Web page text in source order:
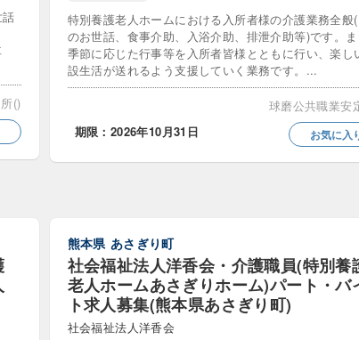
コンサルタント ケアプランナー サービス提
提供責任者（サ責） スクールソーシャルワーカー
生活施支援員 介護タク
任教員・講師 生活指導員 生活支援員
員・ソーシャルワーカー 登録ヘルパー 相談
看護・看護助手
()
特別養護老人ホームにおける入所者様の介護業務全般
のお世話、食事介助、入浴介助、排泄介助等)です。ま
季節に応じた行事等を入所者皆様とともに行い、楽し
設生活が送れるよう支援していく業務です。...
球磨公共職業安
期限：2026年10月31日
お気に入
熊本県 あさぎり町
社会福祉法人洋香会・介護職員(特別養
老人ホームあさぎりホーム)パート・バ
ト求人募集(熊本県あさぎり町)
社会福祉法人洋香会